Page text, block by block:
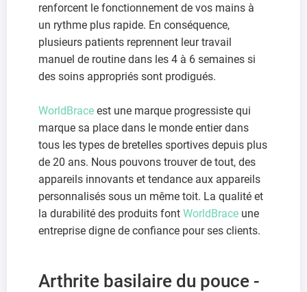
renforcent le fonctionnement de vos mains à
un rythme plus rapide. En conséquence,
plusieurs patients reprennent leur travail
manuel de routine dans les 4 à 6 semaines si
des soins appropriés sont prodigués.
WorldBrace est une marque progressiste qui
marque sa place dans le monde entier dans
tous les types de bretelles sportives depuis plus
de 20 ans. Nous pouvons trouver de tout, des
appareils innovants et tendance aux appareils
personnalisés sous un même toit. La qualité et
la durabilité des produits font WorldBrace une
entreprise digne de confiance pour ses clients.
Arthrite basilaire du pouce -